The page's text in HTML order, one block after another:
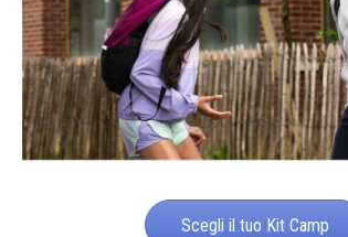
Scegli il tuo Kit Camp